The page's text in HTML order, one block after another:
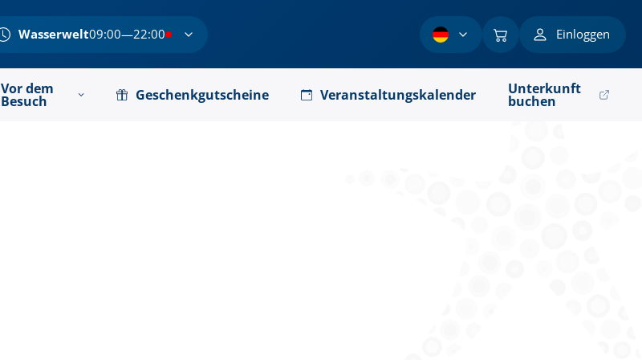
Wasserwelt09:00—22:00 Einloggen
Vor dem
Besuch Geschenkgutscheine Veranstaltungskalender Unterkunft
buchen